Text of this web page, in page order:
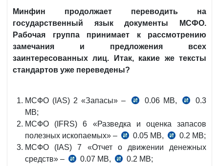
Минфин продолжает переводить на
государственный язык документы МСФО.
Рабочая группа принимает к рассмотрению
замечания и предложения всех
заинтересованных лиц. Итак, какие же тексты
стандартов уже переведены?
МСФО (IAS) 2 «Запасы» – 0.06 MB,
0.3
MB;
МСФО (IFRS) 6 «Разведка и оценка запасов
полезных ископаемых» –
0.05 MB,
0.2 MB;
МСФО (IAS) 7 «Отчет о движении денежных
средств» –
0.07 MB,
0.2 MB;